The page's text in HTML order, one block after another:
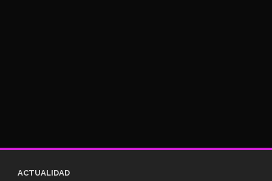
ACTUALIDAD